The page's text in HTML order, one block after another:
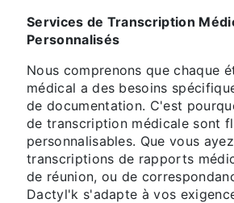
Services de Transcription
Personnalisés
Nous comprenons que chaque
médical a des besoins
de documentation. C'est
de transcription médicale sont
personnalisables. Que vous
transcriptions de rapports
de réunion, ou de
Dactyl'k s'adapte à vos